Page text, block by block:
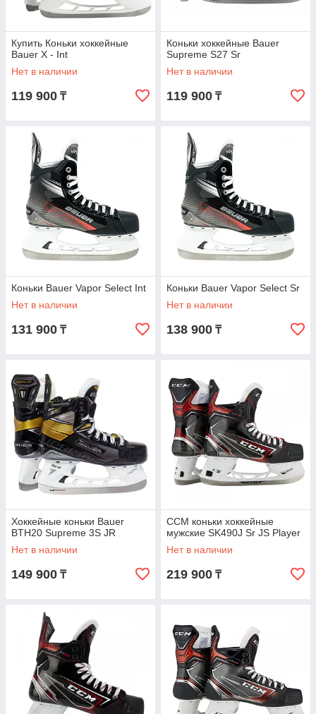
Купить Коньки хоккейные
Bauer X - Int
Нет в наличии
119 900 ₸
Коньки хоккейные Bauer
Supreme S27 Sr
Нет в наличии
119 900 ₸
Коньки Bauer Vapor Select Int
Нет в наличии
131 900 ₸
Коньки Bauer Vapor Select Sr
Нет в наличии
138 900 ₸
Хоккейные коньки Bauer
BTH20 Supreme 3S JR
Нет в наличии
149 900 ₸
CCM коньки хоккейные
мужские SK490J Sr JS Player
Нет в наличии
219 900 ₸